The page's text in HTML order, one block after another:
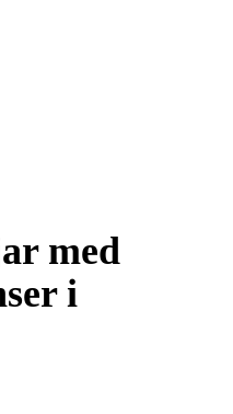
med
i